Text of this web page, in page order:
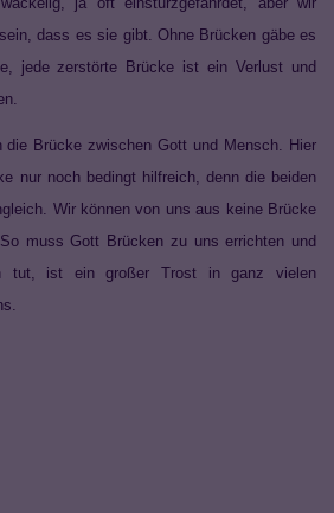
dass es sie gibt. Ohne Brücken gäbe es
jede zerstörte Brücke ist ein Verlust und
die Brücke zwischen Gott und Mensch. Hier
nur noch bedingt hilfreich, denn die beiden
Wir können von uns aus keine Brücke
muss Gott Brücken zu uns errichten und
tut, ist ein großer Trost in ganz vielen